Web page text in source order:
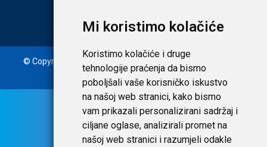
Mi koristimo kolačiće
Koristimo kolačiće i druge
tehnologije praćenja da bismo
poboljšali vaše korisničko iskustvo
na našoj web stranici, kako bismo
vam prikazali personalizirani sadržaj i
ciljane oglase, analizirali promet na
našoj web stranici i razumjeli odakle
© Copyright 2020. Laudato d.o.o. | Tečaj konverzije: 1 EUR =
7,53450 HRK | Uvjeti i privatnost